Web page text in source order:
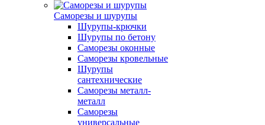
Саморезы и шурупы
Шурупы-крючки
Шурупы по бетону
Саморезы оконные
Саморезы кровельные
Шурупы
сантехнические
Саморезы металл-
металл
Саморезы
универсальные